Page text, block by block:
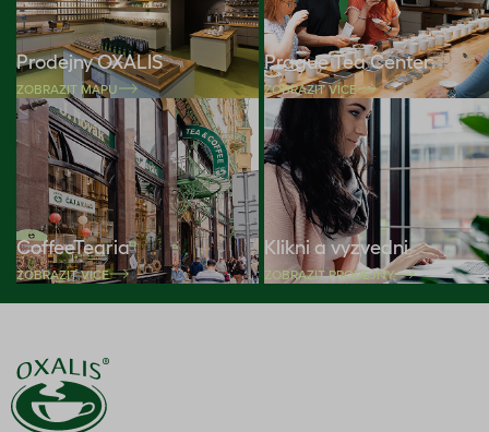
Prodejny OXALIS
ZOBRAZIT MAPU
Prague Tea Center
ZOBRAZIT VÍCE
CoffeeTearia
ZOBRAZIT VÍCE
Klikni a vyzvedni
ZOBRAZIT PRODEJNY